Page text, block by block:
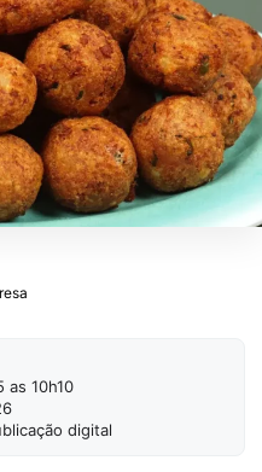
as 10h10
digital